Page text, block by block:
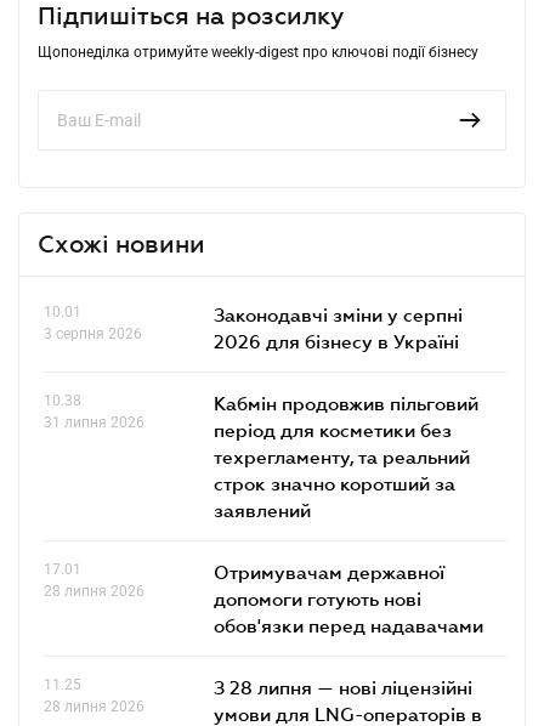
Підпишіться на розсилку
Щопонеділка отримуйте weekly-digest про ключові події бізнесу
Схожі новини
10.01
3 серпня 2026
Законодавчі зміни у серпні
2026 для бізнесу в Україні
10.38
31 липня 2026
Кабмін продовжив пільговий
період для косметики без
техрегламенту, та реальний
строк значно коротший за
заявлений
17.01
28 липня 2026
Отримувачам державної
допомоги готують нові
обов'язки перед надавачами
11.25
28 липня 2026
З 28 липня — нові ліцензійні
умови для LNG-операторів в